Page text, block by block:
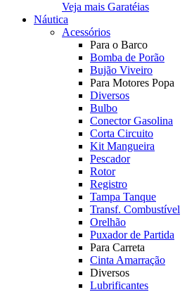
Veja mais Garatéias
Náutica
Acessórios
Para o Barco
Bomba de Porão
Bujão Viveiro
Para Motores Popa
Diversos
Bulbo
Conector Gasolina
Corta Circuito
Kit Mangueira
Pescador
Rotor
Registro
Tampa Tanque
Transf. Combustível
Orelhão
Puxador de Partida
Para Carreta
Cinta Amarração
Diversos
Lubrificantes